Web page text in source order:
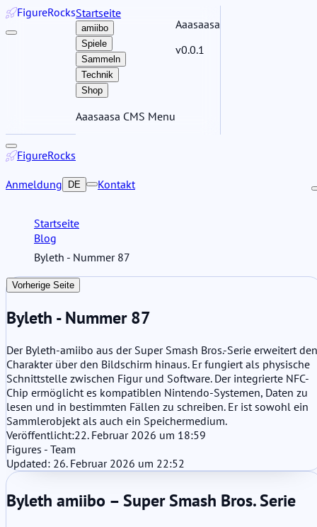
FigureRocksStartseite
amiibo
Spiele
Sammeln
Technik
Shop
Aaasaasa CMS Menu
Aaasaasa
v0.0.1
FigureRocks
Anmeldung DE Kontakt
Startseite
Blog
Byleth - Nummer 87
Vorherige Seite
Byleth - Nummer 87
Der Byleth-amiibo aus der Super Smash Bros.-Serie erweitert den
Charakter über den Bildschirm hinaus. Er fungiert als physische
Schnittstelle zwischen Figur und Software. Der integrierte NFC-
Chip ermöglicht es kompatiblen Nintendo-Systemen, Daten zu
lesen und in bestimmten Fällen zu schreiben. Er ist sowohl ein
Sammlerobjekt als auch ein Speichermedium.
Veröffentlicht:22. Februar 2026 um 18:59
Figures - Team
Updated: 26. Februar 2026 um 22:52
Byleth amiibo – Super Smash Bros. Serie